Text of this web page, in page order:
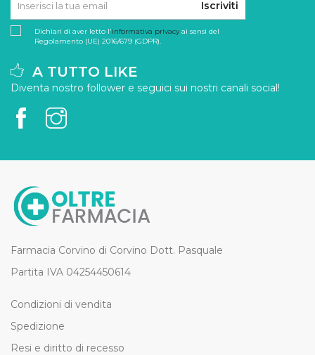
Iscriviti
Dichiari di aver letto l'informativa privacyai sensi del
Regolamento (UE) 2016/679 (GDPR).
A TUTTO LIKE
Diventa nostro follower e seguici sui nostri canali social!
Farmacia Corvino di Corvino Dott. Pasquale
Partita IVA 04254450614
Condizioni di vendita
Spedizione
Resi e diritto di recesso